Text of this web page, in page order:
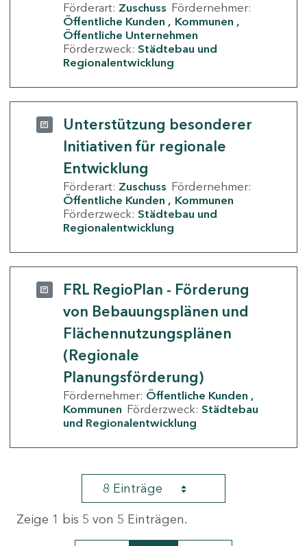
Förderart: Zuschuss Fördernehmer:
Öffentliche Kunden
Kommunen
Öffentliche Unternehmen
Förderzweck: Städtebau und
Regionalentwicklung
Unterstützung besonderer
Initiativen für regionale
Entwicklung
Förderart: Zuschuss Fördernehmer:
Öffentliche Kunden
Kommunen
Förderzweck: Städtebau und
Regionalentwicklung
FRL RegioPlan - Förderung
von Bebauungsplänen und
Flächennutzungsplänen
(Regionale
Planungsförderung)
Fördernehmer: Öffentliche Kunden
Kommunen Förderzweck: Städtebau
und Regionalentwicklung
8 Einträge
Zeige 1 bis 5 von 5 Einträgen.